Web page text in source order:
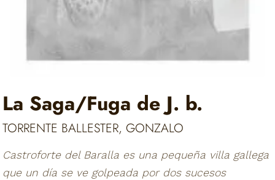
La Saga/Fuga de J. b.
TORRENTE BALLESTER, GONZALO
Castroforte del Baralla es una pequeña villa gallega
que un día se ve golpeada por dos sucesos